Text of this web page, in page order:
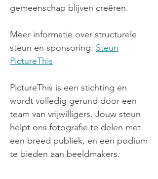
gemeenschap blijven creëren.
Meer informatie over structurele
steun en sponsoring: Steun
PictureThis
PictureThis is een stichting en
wordt volledig gerund door een
team van vrijwilligers. Jouw steun
helpt ons fotografie te delen met
een breed publiek, en een podium
te bieden aan beeldmakers.